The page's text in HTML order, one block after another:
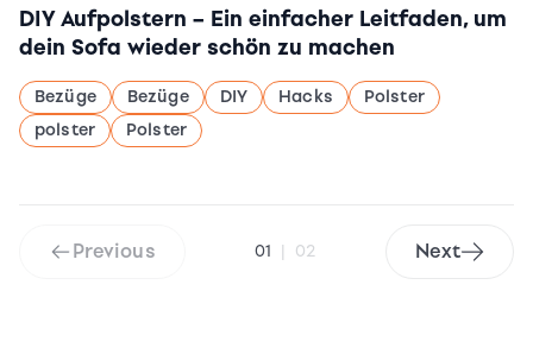
DIY Aufpolstern – Ein einfacher Leitfaden, um
dein Sofa wieder schön zu machen
Bezüge Bezüge DIY Hacks
Polster
polster
Polster
Previous 01 | 02 Next